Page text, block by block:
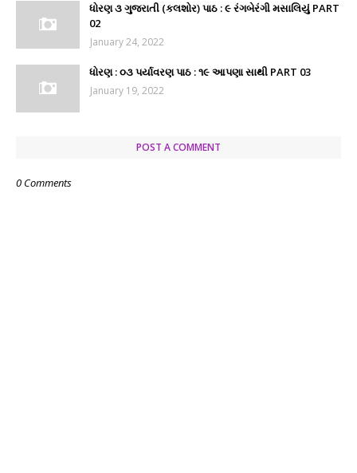
ધોરણ ૩ ગુજરાતી (કલશોર) પાઠ : ૯ રંગબેરંગી મસાલિયું PART
02
January 24, 2022
ધોરણ : ૦૩ પર્યાવરણ પાઠ : ૧૯ આપણા સાથી PART 03
January 19, 2022
POST A COMMENT
0 Comments